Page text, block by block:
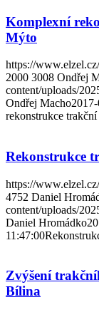
Komplexní
Mýto
https://
2000 3008 Ondřej
content/uploads/
Ondřej Macho
rekonstrukce
Rekonstrukce
https://
4752 Daniel
content/uploads/
Daniel Hromádko
11:47:00
Zvýšení
Bílina